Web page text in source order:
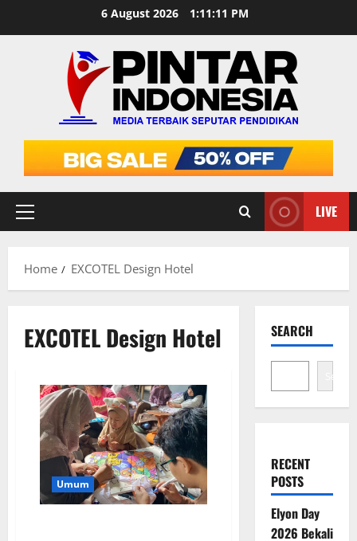
6 August 2026 1:11:12 PM
Primary
LIVE
Home EXCOTEL Design Hotel
EXCOTEL Design Hotel
Umum
SEARCH
Search
RECENT
POSTS
Elyon Day
2026 Bekali